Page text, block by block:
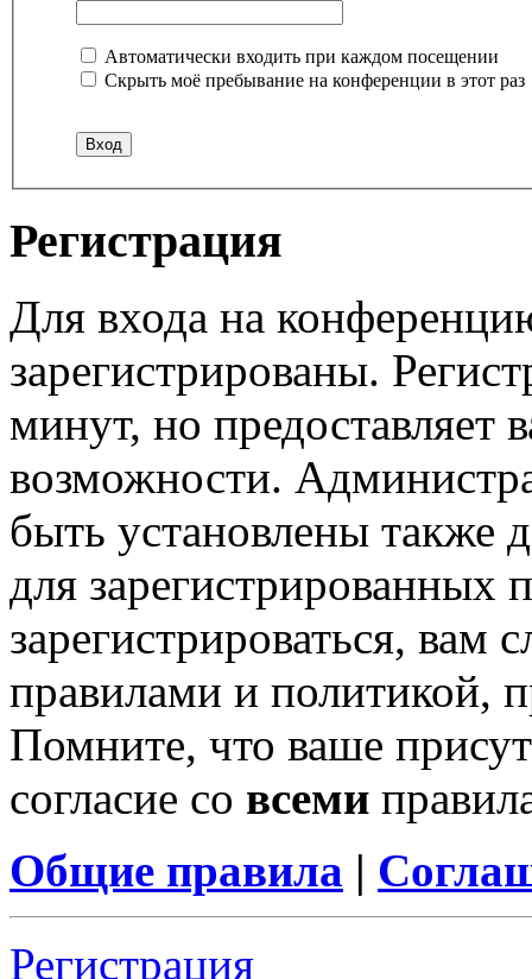
Автоматически входить при каждом посещении
Скрыть моё пребывание на конференции в этот раз
Регистрация
Для входа на
зарегистрированы.
минут, но предоставляет
возможности.
быть установлены также
для зарегистрированных
зарегистрироваться, вам
правилами и политикой,
Помните, что ваше
согласие со всеми
Общие правила |
Регистрация